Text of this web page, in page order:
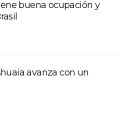
buena ocupación y
avanza con un